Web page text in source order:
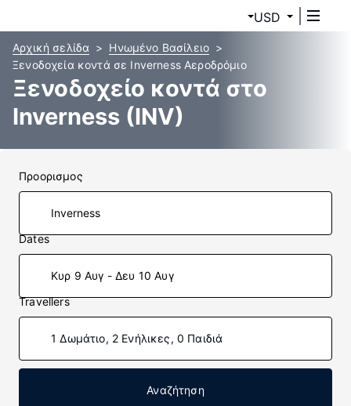
USD
Αρχική σελίδα
Ηνωμένο Βασίλειο
Ξενοδοχεία κοντά σε Inverness Αεροδρόμιο
Ξενοδοχείο κοντά στο
Inverness (INV)
Προορισμος
Dates
Κυρ 9 Αυγ - Δευ 10 Αυγ
Travellers
1 Δωμάτιο, 2 Ενήλικες, 0 Παιδιά
Αναζήτηση